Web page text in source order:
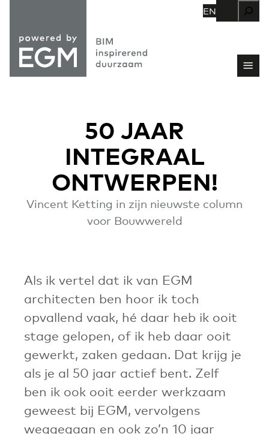
EN Zoeken
50 JAAR
INTEGRAAL
ONTWERPEN!
Vincent Ketting in zijn nieuwste column
voor Bouwwereld
Als ik vertel dat ik van EGM
architecten ben hoor ik toch
opvallend vaak, hé daar heb ik ooit
stage gelopen, of ik heb daar ooit
gewerkt, zaken gedaan. Dat krijg je
als je al 50 jaar actief bent. Zelf
ben ik ook ooit eerder werkzaam
geweest bij EGM, vervolgens
weggegaan en ook zo’n 10 jaar